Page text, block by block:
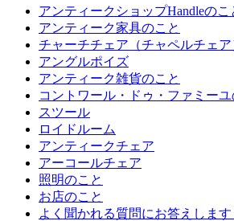
アンティークショップHandleのこ
アンティーク家具のこと
チャーチチェア（チャペルチェア
アングルポイズ
アンティーク雑貨のこと
コントワール・ドゥ・ファミーユ
スツール
ロイドルーム
アンティークチェア
アーコールチェア
照明のこと
お店のこと
よく聞かれる質問にお答えします